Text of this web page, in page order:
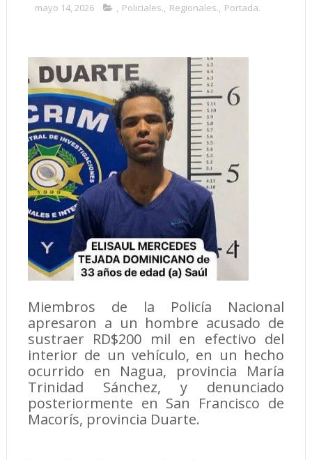
mayo 14, 2026 , Policiales., Regionales., Portada.
Miembros de la Policía Nacional
apresaron a un hombre acusado de
sustraer RD$200 mil en efectivo del
interior de un vehículo, en un hecho
ocurrido en Nagua, provincia María
Trinidad Sánchez, y denunciado
posteriormente en San Francisco de
Macorís, provincia Duarte.